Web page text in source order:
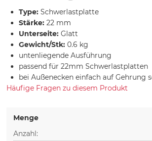
Type: Schwerlastplatte
Stärke: 22 mm
Unterseite: Glatt
Gewicht/Stk: 0.6 kg
untenliegende Ausführung
passend für 22mm Schwerlastplatten
bei Außenecken einfach auf Gehrung
Häufige Fragen zu diesem Produkt
Menge
Anzahl: